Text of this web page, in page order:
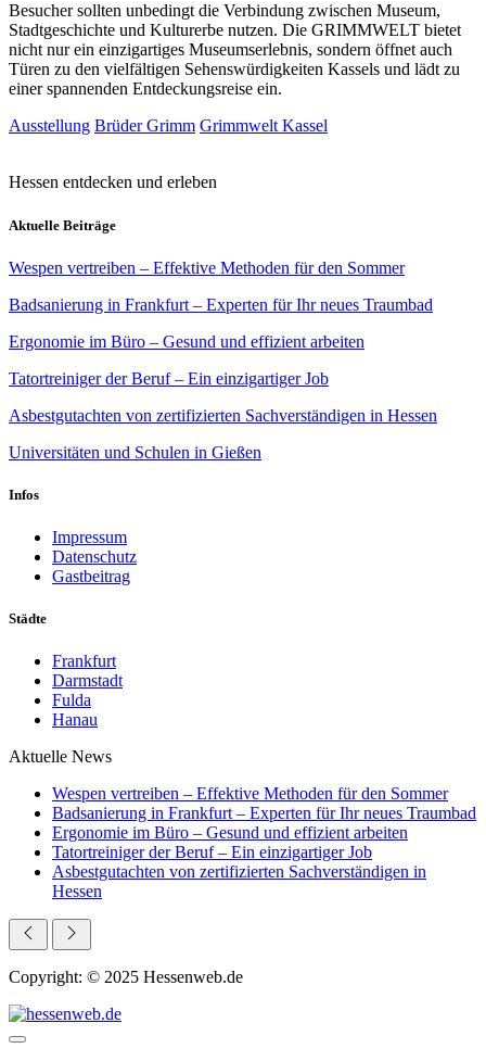
Besucher sollten unbedingt die Verbindung zwischen Museum,
Stadtgeschichte und Kulturerbe nutzen. Die GRIMMWELT bietet
nicht nur ein einzigartiges Museumserlebnis, sondern öffnet auch
Türen zu den vielfältigen Sehenswürdigkeiten Kassels und lädt zu
einer spannenden Entdeckungsreise ein.
Ausstellung Brüder Grimm Grimmwelt Kassel
Hessen entdecken und erleben
Aktuelle Beiträge
Wespen vertreiben – Effektive Methoden für den Sommer
Badsanierung in Frankfurt – Experten für Ihr neues Traumbad
Ergonomie im Büro – Gesund und effizient arbeiten
Tatortreiniger der Beruf – Ein einzigartiger Job
Asbestgutachten von zertifizierten Sachverständigen in Hessen
Universitäten und Schulen in Gießen
Infos
Impressum
Datenschutz
Gastbeitrag
Städte
Frankfurt
Darmstadt
Fulda
Hanau
Aktuelle News
Wespen vertreiben – Effektive Methoden für den Sommer
Badsanierung in Frankfurt – Experten für Ihr neues Traumbad
Ergonomie im Büro – Gesund und effizient arbeiten
Tatortreiniger der Beruf – Ein einzigartiger Job
Asbestgutachten von zertifizierten Sachverständigen in
Hessen
Copyright: © 2025 Hessenweb.de